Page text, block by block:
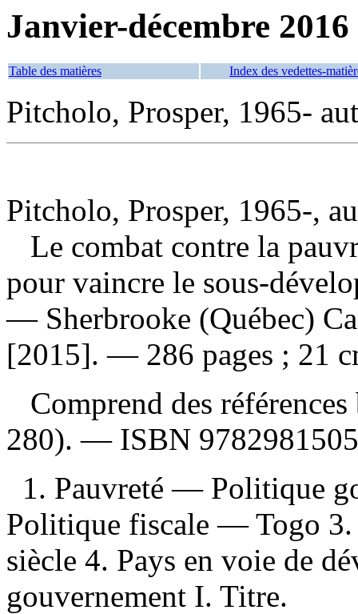
Janvier-décembre 2016
Table des matières Index des vedettes-
Pitcholo, Prosper, 1965-
Pitcholo, Prosper, 1965-,
Le combat contre la
pour vaincre le sous-
— Sherbrooke (Québec)
[2015]. — 286 pages ; 21
Comprend des
280). — ISBN
1. Pauvreté — Politique
Politique fiscale — Togo
siècle 4. Pays en voie de
gouvernement I. Titre.